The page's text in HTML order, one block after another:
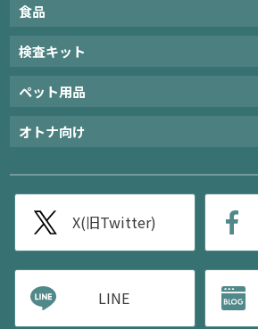
食品
検査キット
ペット用品
オトナ向け
X(旧Twitter)
LINE